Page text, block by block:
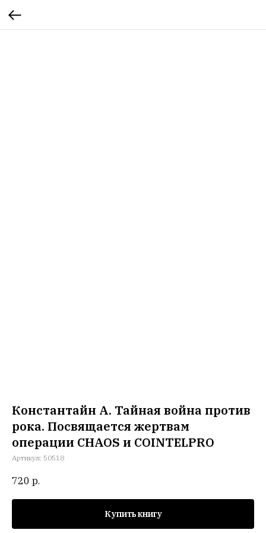
Константайн А. Тайная война против
рока. Посвящается жертвам
операции CHAOS и COINTELPRO
Артикул: 50518
720 р.
Купить книгу